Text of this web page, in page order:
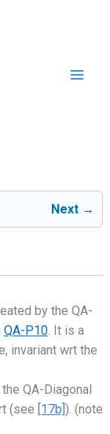
Next →
by the QA-
QA-P10. It is a
invariant wrt the
QA-Diagonal
(see [17b] ). (note